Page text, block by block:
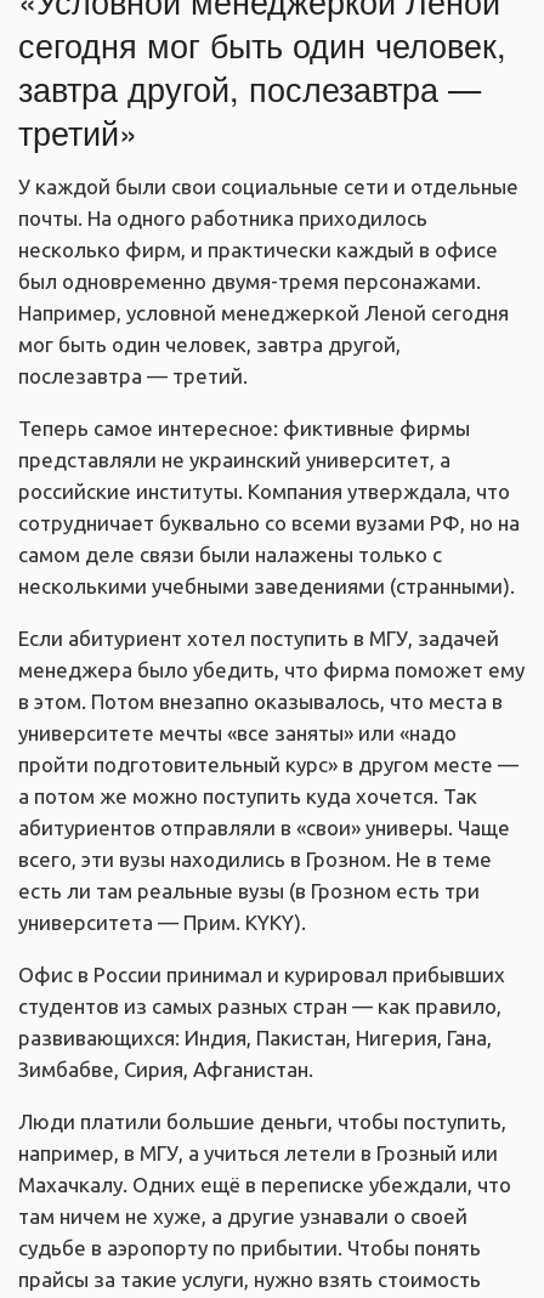
сегодня мог быть один человек,
завтра другой, послезавтра —
третий»
У каждой были свои социальные сети и отдельные
почты. На одного работника приходилось
несколько фирм, и практически каждый в офисе
был одновременно двумя-тремя персонажами.
Например, условной менеджеркой Леной сегодня
мог быть один человек, завтра другой,
послезавтра — третий.
Теперь самое интересное: фиктивные фирмы
представляли не украинский университет, а
российские институты. Компания утверждала, что
сотрудничает буквально со всеми вузами РФ, но на
самом деле связи были налажены только с
несколькими учебными заведениями (странными).
Если абитуриент хотел поступить в МГУ, задачей
менеджера было убедить, что фирма поможет ему
в этом. Потом внезапно оказывалось, что места в
университете мечты «все заняты» или «надо
пройти подготовительный курс» в другом месте —
а потом же можно поступить куда хочется. Так
абитуриентов отправляли в «свои» универы. Чаще
всего, эти вузы находились в Грозном. Не в теме
есть ли там реальные вузы (в Грозном есть три
университета — Прим. KYKY).
Офис в России принимал и курировал прибывших
студентов из самых разных стран — как правило,
развивающихся: Индия, Пакистан, Нигерия, Гана,
Зимбабве, Сирия, Афганистан.
Люди платили большие деньги, чтобы поступить,
например, в МГУ, а учиться летели в Грозный или
Махачкалу. Одних ещё в переписке убеждали, что
там ничем не хуже, а другие узнавали о своей
судьбе в аэропорту по прибытии. Чтобы понять
прайсы за такие услуги, нужно взять стоимость